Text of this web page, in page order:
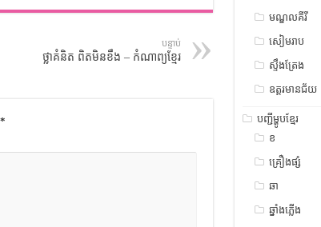
បន្ទាប់
ថ្លាគំនិត ពិតមិនខឹង – កំណាព្យខ្មែរ
*
មណ្ឌលគីរី
សៀមរាប
ស្ទឹង​​ត្រែង
ឧត្ដរមានជ័យ
បញ្ជីម្ហូបខ្មែរ
ខ
គ្រឿងផ្សំ
ឆា
ឆ្នាំងភ្លើង